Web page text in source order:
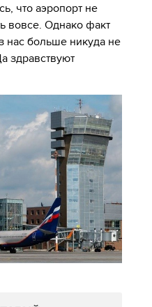
что аэропорт не
вовсе. Однако факт
нас больше никуда не
здравствуют